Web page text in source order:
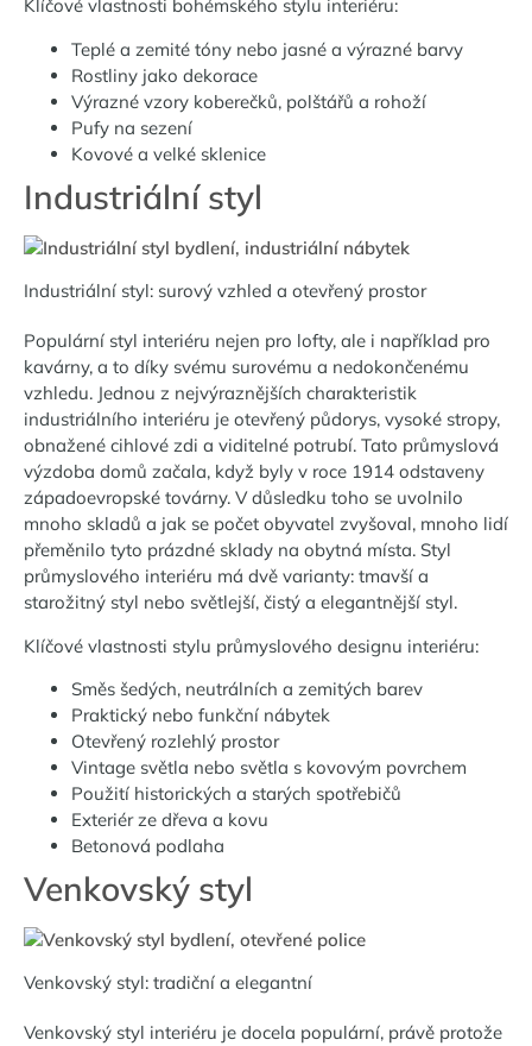
Klíčové vlastnosti bohémského stylu interiéru:
Teplé a zemité tóny nebo jasné a výrazné barvy
Rostliny jako dekorace
Výrazné vzory koberečků, polštářů a rohoží
Pufy na sezení
Kovové a velké sklenice
Industriální styl
Industriální styl: surový vzhled a otevřený prostor
Populární styl interiéru nejen pro lofty, ale i například pro
kavárny, a to díky svému surovému a nedokončenému
vzhledu. Jednou z nejvýraznějších charakteristik
industriálního interiéru je otevřený půdorys, vysoké stropy,
obnažené cihlové zdi a viditelné potrubí. Tato průmyslová
výzdoba domů začala, když byly v roce 1914 odstaveny
západoevropské továrny. V důsledku toho se uvolnilo
mnoho skladů a jak se počet obyvatel zvyšoval, mnoho lidí
přeměnilo tyto prázdné sklady na obytná místa. Styl
průmyslového interiéru má dvě varianty: tmavší a
starožitný styl nebo světlejší, čistý a elegantnější styl.
Klíčové vlastnosti stylu průmyslového designu interiéru:
Směs šedých, neutrálních a zemitých barev
Praktický nebo funkční nábytek
Otevřený rozlehlý prostor
Vintage světla nebo světla s kovovým povrchem
Použití historických a starých spotřebičů
Exteriér ze dřeva a kovu
Betonová podlaha
Venkovský styl
Venkovský styl: tradiční a elegantní
Venkovský styl interiéru je docela populární, právě protože